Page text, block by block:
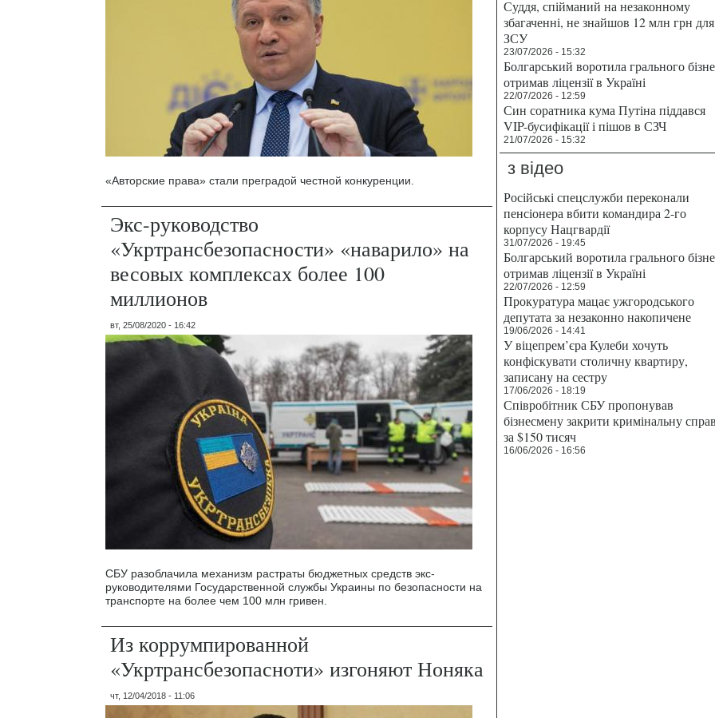
«Авторские права» стали преградой честной конкуренции.
Экс-руководство
«Укртрансбезопасности» «наварило» на
весовых комплексах более 100
миллионов
вт, 25/08/2020 - 16:42
СБУ разоблачила механизм растраты бюджетных средств экс-
руководителями Государственной службы Украины по безопасности на
транспорте на более чем 100 млн гривен.
Из коррумпированной
«Укртрансбезопасноти» изгоняют Ноняка
чт, 12/04/2018 - 11:06
Суддя, спійманий на незаконному
збагаченні, не знайшов 12 млн грн для
ЗСУ
23/07/2026 - 15:32
Болгарський воротила грального
отримав ліцензії в Україні
22/07/2026 - 12:59
Син соратника кума Путіна піддався
VIP-бусифікації і пішов в СЗЧ
21/07/2026 - 15:32
з відео
Російські спецслужби переконали
пенсіонера вбити командира 2-го
корпусу Нацгвардії
31/07/2026 - 19:45
Болгарський воротила грального
отримав ліцензії в Україні
22/07/2026 - 12:59
Прокуратура мацає ужгородського
депутата за незаконно накопичене
19/06/2026 - 14:41
У віцепрем’єра Кулеби хочуть
конфіскувати столичну квартиру,
записану на сестру
17/06/2026 - 18:19
Співробітник СБУ пропонував
бізнесмену закрити кримінальну
за $150 тисяч
16/06/2026 - 16:56